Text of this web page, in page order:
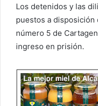
Los detenidos y las
puestos a
número 5 de
ingreso en prisión.